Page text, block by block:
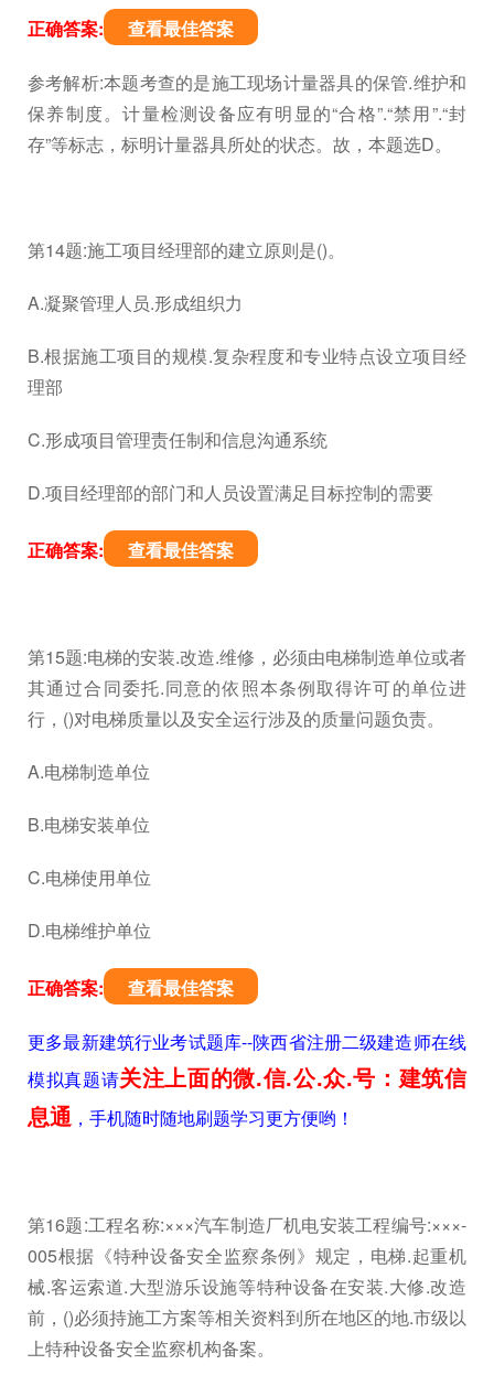
正确答案: 查看最佳答案
参考解析:本题考查的是施工现场计量器具的保管.维护和
保养制度。计量检测设备应有明显的“合格”.“禁用”.“封
存”等标志，标明计量器具所处的状态。故，本题选D。
第14题:施工项目经理部的建立原则是()。
A.凝聚管理人员.形成组织力
B.根据施工项目的规模.复杂程度和专业特点设立项目经
理部
C.形成项目管理责任制和信息沟通系统
D.项目经理部的部门和人员设置满足目标控制的需要
正确答案: 查看最佳答案
第15题:电梯的安装.改造.维修，必须由电梯制造单位或者
其通过合同委托.同意的依照本条例取得许可的单位进
行，()对电梯质量以及安全运行涉及的质量问题负责。
A.电梯制造单位
B.电梯安装单位
C.电梯使用单位
D.电梯维护单位
正确答案: 查看最佳答案
更多最新建筑行业考试题库--陕西省注册二级建造师在线
模拟真题请关注上面的微.信.公.众.号：建筑信
息通，手机随时随地刷题学习更方便哟！
第16题:工程名称:×××汽车制造厂机电安装工程编号:×××-
005根据《特种设备安全监察条例》规定，电梯.起重机
械.客运索道.大型游乐设施等特种设备在安装.大修.改造
前，()必须持施工方案等相关资料到所在地区的地.市级以
上特种设备安全监察机构备案。